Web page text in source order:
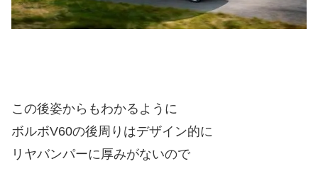
この後姿からもわかるように
ボルボV60の後周りはデザイン的に
リヤバンパーに厚みがないので